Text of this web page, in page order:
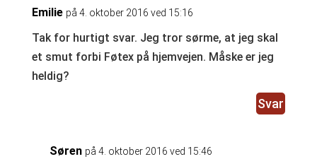
Emilie på 4. oktober 2016 ved 15:16
Tak for hurtigt svar. Jeg tror sørme, at jeg skal
et smut forbi Føtex på hjemvejen. Måske er jeg
heldig?
Svar
Søren på 4. oktober 2016 ved 15:46